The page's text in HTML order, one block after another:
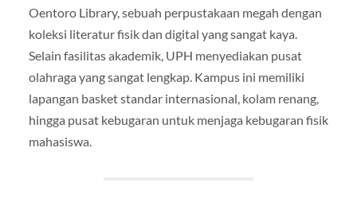
Oentoro Library, sebuah perpustakaan megah dengan
koleksi literatur fisik dan digital yang sangat kaya.
Selain fasilitas akademik, UPH menyediakan pusat
olahraga yang sangat lengkap. Kampus ini memiliki
lapangan basket standar internasional, kolam renang,
hingga pusat kebugaran untuk menjaga kebugaran fisik
mahasiswa.